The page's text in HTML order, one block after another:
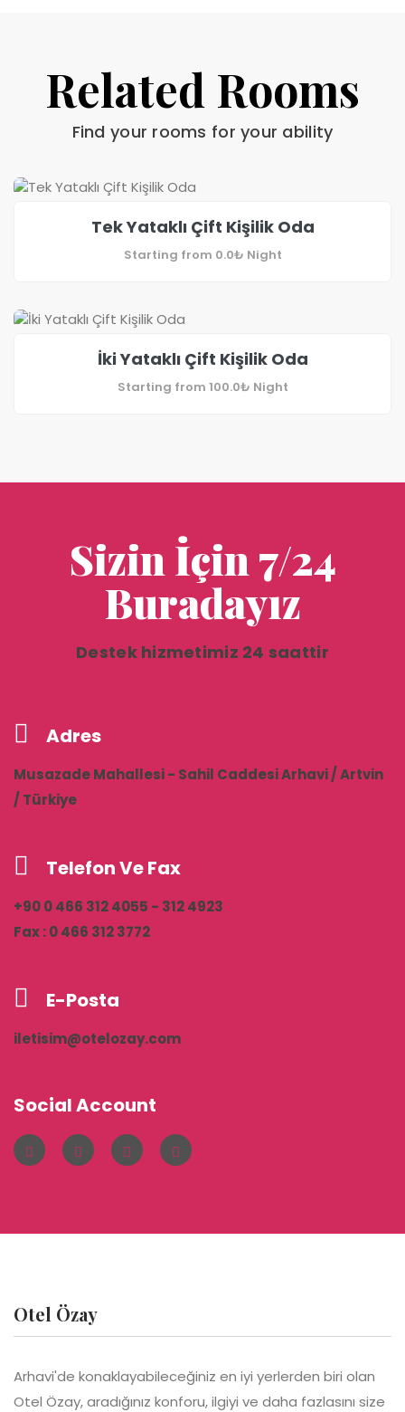
Related Rooms
Find your rooms for your ability
Tek Yataklı Çift Kişilik Oda
Starting from 0.0₺ Night
İki Yataklı Çift Kişilik Oda
Starting from 100.0₺ Night
Sizin İçin 7/24
Buradayız
Destek hizmetimiz 24 saattir
Adres
Musazade Mahallesi - Sahil Caddesi Arhavi / Artvin
/ Türkiye
Telefon Ve Fax
+90 0 466 312 4055 - 312 4923
Fax : 0 466 312 3772
E-Posta
iletisim@otelozay.com
Social Account
Otel Özay
Arhavi'de konaklayabileceğiniz en iyi yerlerden biri olan
Otel Özay, aradığınız konforu, ilgiyi ve daha fazlasını size